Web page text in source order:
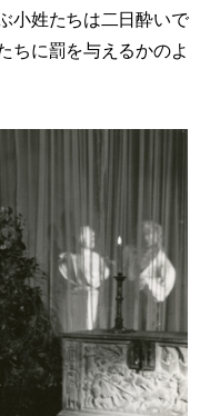
小姓たちは二日酔いで
ちに罰を与えるかのよ